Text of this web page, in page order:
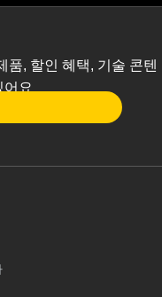
, 할인 혜택, 기술 콘텐
어요